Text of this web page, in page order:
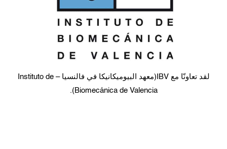
لقد تعاونّا مع IBV)معهد البيوميكانيكا في فالنسيا – Instituto de
Biomecánica de Valencia(.